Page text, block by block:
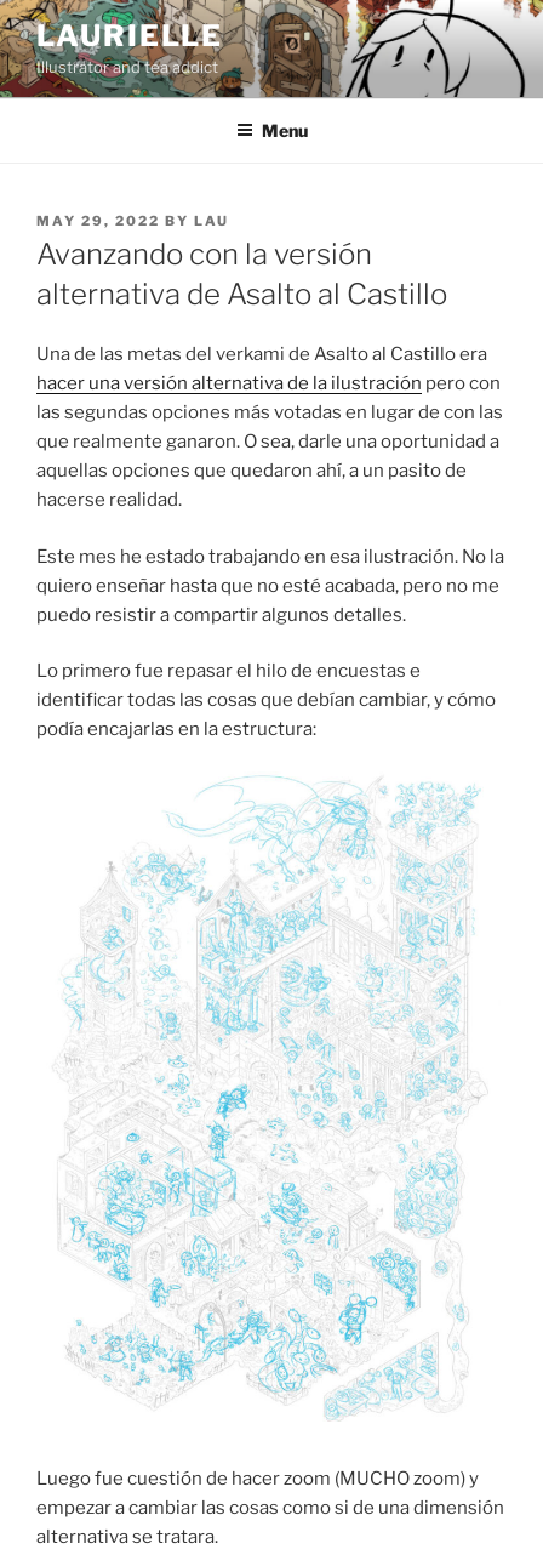
Skip
to
content
LAURIELLE
Illustrator and tea addict
Menu
POSTED
ON
MAY 29, 2022 BY LAU
Avanzando con la versión
alternativa de Asalto al Castillo
Una de las metas del verkami de Asalto al Castillo era
hacer una versión alternativa de la ilustración pero con
las segundas opciones más votadas en lugar de con las
que realmente ganaron. O sea, darle una oportunidad a
aquellas opciones que quedaron ahí, a un pasito de
hacerse realidad.
Este mes he estado trabajando en esa ilustración. No la
quiero enseñar hasta que no esté acabada, pero no me
puedo resistir a compartir algunos detalles.
Lo primero fue repasar el hilo de encuestas e
identificar todas las cosas que debían cambiar, y cómo
podía encajarlas en la estructura:
Luego fue cuestión de hacer zoom (MUCHO zoom) y
empezar a cambiar las cosas como si de una dimensión
alternativa se tratara.